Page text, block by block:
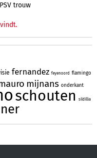
trouw
fernandez feyenoord flamingo
mijnans onderkant
schouten sildillia